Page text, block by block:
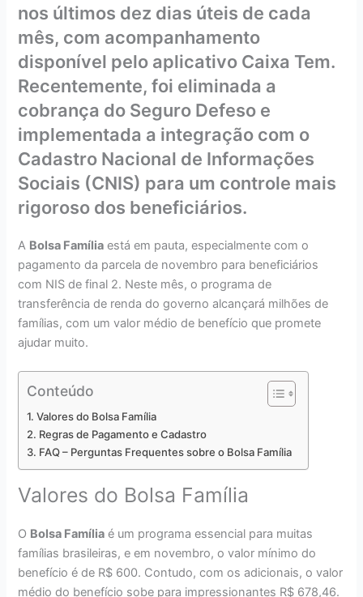
nos últimos dez dias úteis de cada
mês, com acompanhamento
disponível pelo aplicativo Caixa Tem.
Recentemente, foi eliminada a
cobrança do Seguro Defeso e
implementada a integração com o
Cadastro Nacional de Informações
Sociais (CNIS) para um controle mais
rigoroso dos beneficiários.
A Bolsa Família está em pauta, especialmente com o
pagamento da parcela de novembro para beneficiários
com NIS de final 2. Neste mês, o programa de
transferência de renda do governo alcançará milhões de
famílias, com um valor médio de benefício que promete
ajudar muito.
Conteúdo
Valores do Bolsa Família
Regras de Pagamento e Cadastro
FAQ – Perguntas Frequentes sobre o Bolsa Família
Valores do Bolsa Família
O Bolsa Família é um programa essencial para muitas
famílias brasileiras, e em novembro, o valor mínimo do
benefício é de R$ 600. Contudo, com os adicionais, o valor
médio do benefício sobe para impressionantes R$ 678,46.